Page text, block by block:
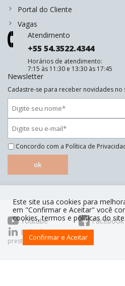
Portal do Cliente
Vagas
Atendimento
+55 54.3522.4344
Horários de atendimento:
7:15 às 11:30 e 13:30 às 17:45
Newsletter
Cadastre-se para receber novidades no
Concordo com a Política de
ok
Youtube Facebook
Linkedin
prestoorganiza.com.br
Este site usa cookies para
em "Confirmar e Aceitar" você
cookies, termos e políticas do site.
Confirmar e Aceitar